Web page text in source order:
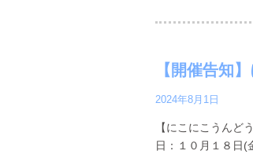
【開催告知
2024年8月1日
【にこにこうんど
日：１０月１８日